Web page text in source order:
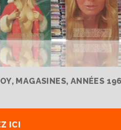
MAGASINES, ANNÉES
ICI